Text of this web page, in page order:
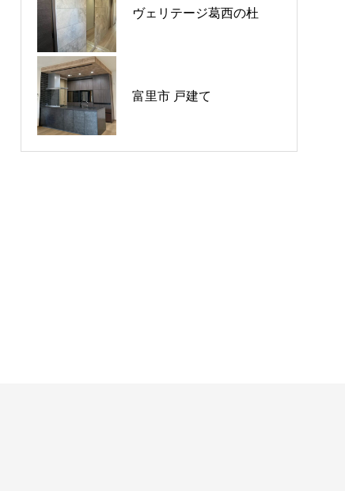
ヴェリテージ葛西の杜
富里市 戸建て
ウエリス八千代村上
シーブレス